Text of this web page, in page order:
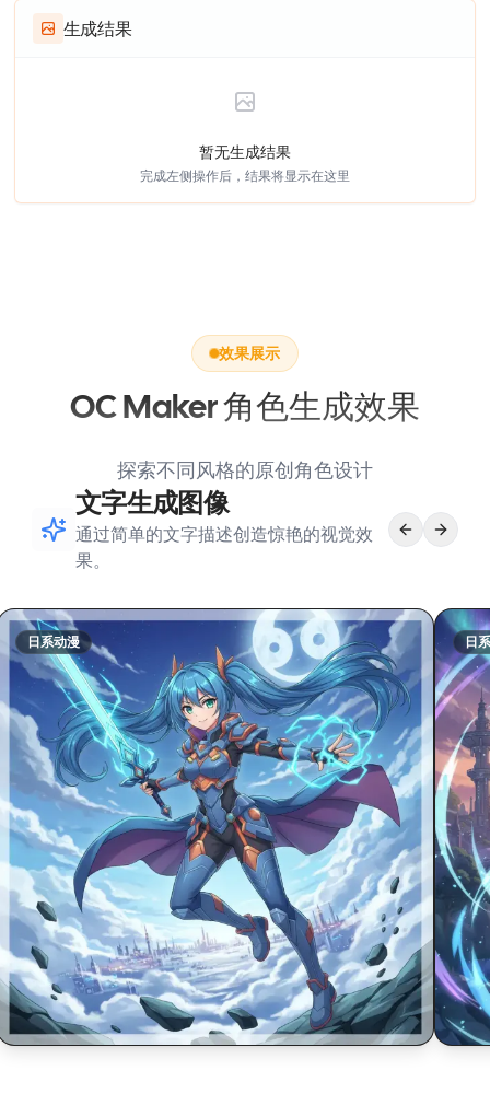
生成结果
暂无生成结果
完成左侧操作后，结果将显示在这里
效果展示
OC Maker 角色生成效果
探索不同风格的原创角色设计
文字生成图像
通过简单的文字描述创造惊艳的视觉效
果。
日系动漫
$
日
$